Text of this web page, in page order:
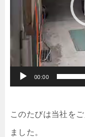
00:00
このたびは当社をご
ました。